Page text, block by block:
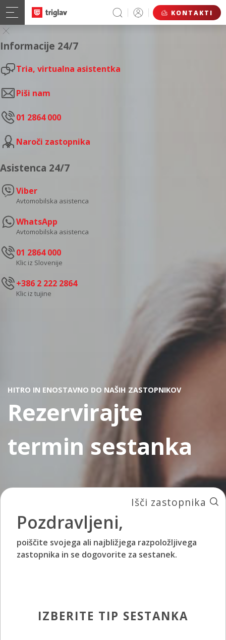
KONTAKTI
Informacije 24/7
Tria, virtualna asistentka
Piši nam
01 2864 000
Naroči zastopnika
Asistenca 24/7
Viber
Avtomobilska asistenca
WhatsApp
Avtomobilska asistenca
01 2864 000
Klic iz Slovenije
+386 2 222 2864
Klic iz tujine
HITRO IN ENOSTAVNO DO NAŠIH ZASTOPNIKOV
Rezervirajte
termin sestanka
Išči zastopnika
Pozdravljeni,
poiščite svojega ali najbližjega razpoložljivega
zastopnika in se dogovorite za sestanek.
IZBERITE TIP SESTANKA